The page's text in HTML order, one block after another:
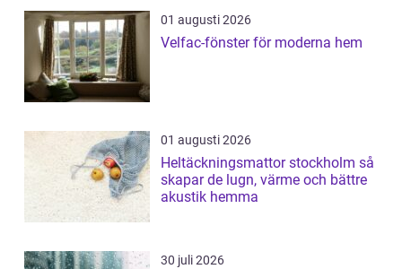
01 augusti 2026
Velfac-fönster för moderna hem
01 augusti 2026
Heltäckningsmattor stockholm så
skapar de lugn, värme och bättre
akustik hemma
30 juli 2026